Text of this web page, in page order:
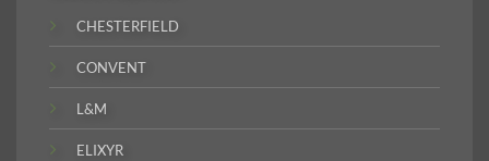
CHESTERFIELD
CONVENT
L&M
ELIXYR